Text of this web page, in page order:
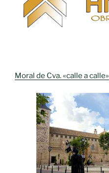
Moral de Cva. «calle a calle»